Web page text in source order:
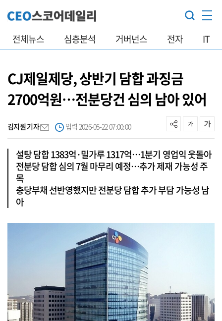
전체뉴스 심층분석 거버넌스 전자 IT
CJ제일제당, 상반기 담합 과징금
2700억원…전분당건 심의 남아 있어
김지원 기자 입력 2026-05-22 07:00:00
설탕 담합 1383억·밀가루 1317억…1분기 영업익 웃돌아
전분당 담합 심의 7월 마무리 예정…추가 제재 가능성 주
목
충당부채 선반영했지만 전분당 담합 추가 부담 가능성 남
아